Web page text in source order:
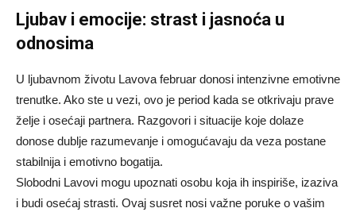
Ljubav i emocije: strast i jasnoća u
odnosima
U ljubavnom životu Lavova februar donosi intenzivne emotivne
trenutke. Ako ste u vezi, ovo je period kada se otkrivaju prave
želje i osećaji partnera. Razgovori i situacije koje dolaze
donose dublje razumevanje i omogućavaju da veza postane
stabilnija i emotivno bogatija.
Slobodni Lavovi mogu upoznati osobu koja ih inspiriše, izaziva
i budi osećaj strasti. Ovaj susret nosi važne poruke o vašim